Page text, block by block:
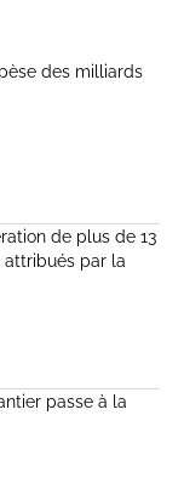
des milliards
de plus de 13
par la
passe à la